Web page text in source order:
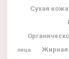
Сухая кожа
лица Жирная